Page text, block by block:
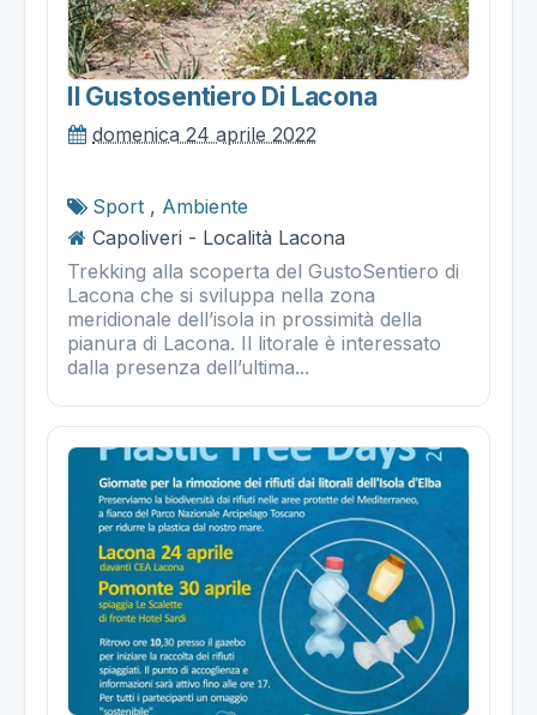
Il Gustosentiero Di Lacona
domenica 24 aprile 2022
Sport , Ambiente
Capoliveri - Località Lacona
Trekking alla scoperta del GustoSentiero di
Lacona che si sviluppa nella zona
meridionale dell’isola in prossimità della
pianura di Lacona. Il litorale è interessato
dalla presenza dell’ultima...